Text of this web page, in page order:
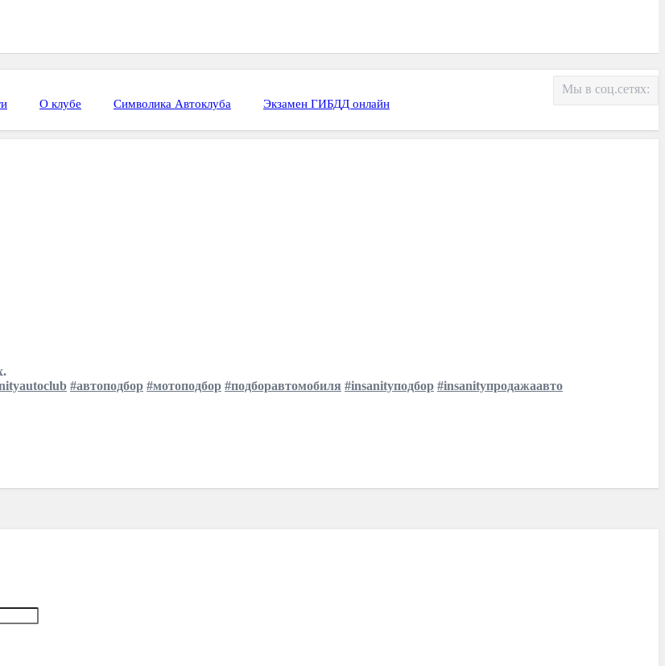
Мы в соц.сетях:
О клубе Символика Автоклуба Экзамен ГИБДД онлайн
#автоподбор #мотоподбор #подборавтомобиля #insanityподбор #insanityпродажаавто